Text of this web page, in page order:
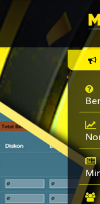
MAFIATOTO - SITUS